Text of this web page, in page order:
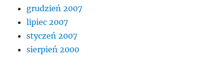
grudzień 2007
lipiec 2007
styczeń 2007
sierpień 2000